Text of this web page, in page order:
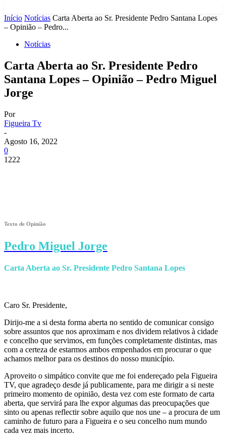
Início Notícias Carta Aberta ao Sr. Presidente Pedro Santana Lopes
– Opinião – Pedro...
Notícias
Carta Aberta ao Sr. Presidente Pedro
Santana Lopes – Opinião – Pedro Miguel
Jorge
Por
Figueira Tv
-
Agosto 16, 2022
0
1222
Texto de Opinião
Pedro Miguel Jorge
Carta Aberta ao Sr. Presidente Pedro Santana Lopes
Caro Sr. Presidente,
Dirijo-me a si desta forma aberta no sentido de comunicar consigo
sobre assuntos que nos aproximam e nos dividem relativos à cidade
e concelho que servimos, em funções completamente distintas, mas
com a certeza de estarmos ambos empenhados em procurar o que
achamos melhor para os destinos do nosso município.
Aproveito o simpático convite que me foi endereçado pela Figueira
TV, que agradeço desde já publicamente, para me dirigir a si neste
primeiro momento de opinião, desta vez com este formato de carta
aberta, que servirá para lhe expor algumas das preocupações que
sinto ou apenas reflectir sobre aquilo que nos une – a procura de um
caminho de futuro para a Figueira e o seu concelho num mundo
cada vez mais incerto.